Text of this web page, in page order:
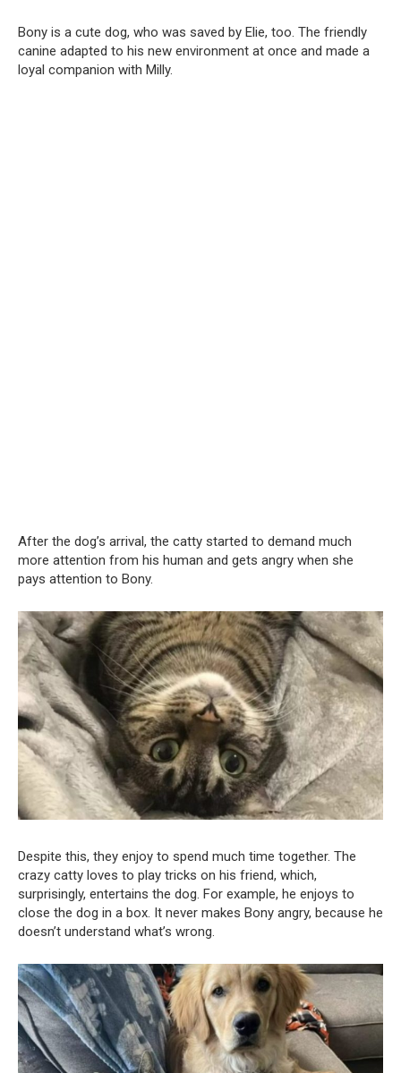
Bony is a cute dog, who was saved by Elie, too. The friendly
canine adapted to his new environment at once and made a
loyal companion with Milly.
After the dog’s arrival, the catty started to demand much
more attention from his human and gets angry when she
pays attention to Bony.
Despite this, they enjoy to spend much time together. The
crazy catty loves to play tricks on his friend, which,
surprisingly, entertains the dog. For example, he enjoys to
close the dog in a box. It never makes Bony angry, because he
doesn’t understand what’s wrong.